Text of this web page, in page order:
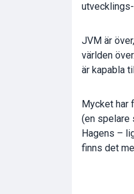
JVM är
världen
är kapabla
Mycket har
(en spelare
Hagens –
finns det